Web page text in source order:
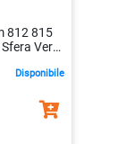
812 815
Vers
Disponibile